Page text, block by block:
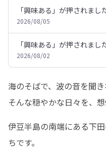
「興味ある」が押されまし
2026/08/05
「興味ある」が押されまし
2026/08/02
海のそばで、波の音を聞
そんな穏やかな日々を、
伊豆半島の南端にある下
ちです。